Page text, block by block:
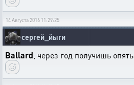
14 Августа 2016 11:29:25
сергей_йыги
Ballard , через год получишь опять